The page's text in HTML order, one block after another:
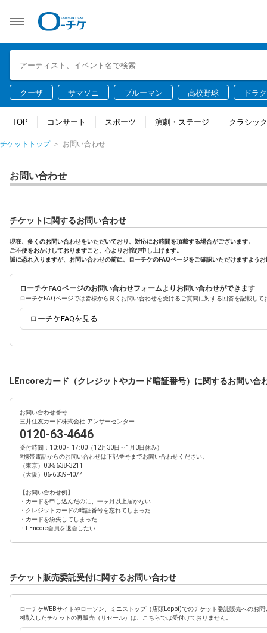
クーザ サマソニ ブルーマン 高校野球 ドラ
TOP コンサート スポーツ 演劇・ステージ クラシッ
チケットトップ お問い合わせ
お問い合わせ
チケットに関するお問い合わせ
現在、多くのお問い合わせをいただいており、対応にお時間を頂戴する場合がございます。
ご不便をおかけしておりますこと、心よりお詫び申し上げます。
誠に恐れ入りますが、お問い合わせの前に、ローチケのFAQページをご確認いただけますよう
ローチケFAQページのお問い合わせフォームよりお問い合わせができます
ローチケFAQページでは皆様から良くお問い合わせを受けるご質問に対する回答を記載し
ローチケFAQを見る
LEncoreカード（クレジットやカード暗証番号）に関するお問い合
お問い合わせ番号
三井住友カード株式会社 アンサーセンター
0120-63-4646
受付時間：10:00～17:00（12月30日～1月3日休み）
※携帯電話からのお問い合わせは下記番号までお問い合わせください。
（東京）03-5638-3211
（大阪）06-6339-4074
【お問い合わせ例】
・カードを申し込んだのに、一ヶ月以上届かない
・クレジットカードの暗証番号を忘れてしまった
・カードを紛失してしまった
・LEncore会員を退会したい
チケット販売委託受付に関するお問い合わせ
ローチケWEBサイトやローソン、ミニストップ（店頭Loppi)でのチケット委託販売へのお
※購入したチケットの再販売（リセール）は、こちらでは受付けておりません。